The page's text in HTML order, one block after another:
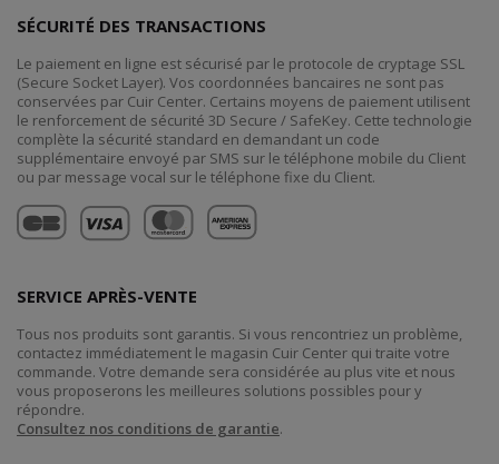
SÉCURITÉ DES TRANSACTIONS
Le paiement en ligne est sécurisé par le protocole de cryptage SSL
(Secure Socket Layer). Vos coordonnées bancaires ne sont pas
conservées par Cuir Center. Certains moyens de paiement utilisent
le renforcement de sécurité 3D Secure / SafeKey. Cette technologie
complète la sécurité standard en demandant un code
supplémentaire envoyé par SMS sur le téléphone mobile du Client
ou par message vocal sur le téléphone fixe du Client.
SERVICE APRÈS-VENTE
Tous nos produits sont garantis. Si vous rencontriez un problème,
contactez immédiatement le magasin Cuir Center qui traite votre
commande. Votre demande sera considérée au plus vite et nous
vous proposerons les meilleures solutions possibles pour y
répondre.
Consultez nos conditions de garantie.